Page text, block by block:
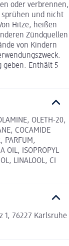
oder verbrennen,
sprühen und nicht
Hitze, heißen
Zündquellen
von Kindern
geben. Enthält 5
OLETH-20,
COCAMIDE
PARFUM,
OIL, ISOPROPYL
LINALOOL, CI
1, 76227 Karlsruhe